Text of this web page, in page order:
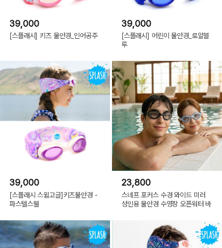
39,000
[스플래시] 키즈 물안경_인어공주
39,000
[스플래시] 어린이 물안경_로얄블
루
39,000
[스플래시 스윔고글]키즈물안경 -
파스텔스웰
23,800
스네프 포커스 수경 와이드 미러
성인용 물안경 수영장 오픈워터 바